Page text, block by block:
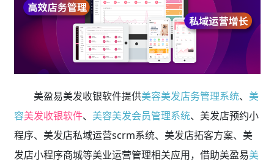
美盈易美发收银软件提供美容美发店务管理系统、 美
容美发收银软件、 美容美发会员管理系统、美发店预约小
程序、美发店私域运营scrm系统、美发店拓客方案、美
发店小程序商城等美业运营管理相关应用，借助美盈易美